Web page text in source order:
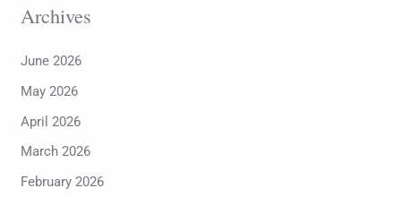
Archives
June 2026
May 2026
April 2026
March 2026
February 2026